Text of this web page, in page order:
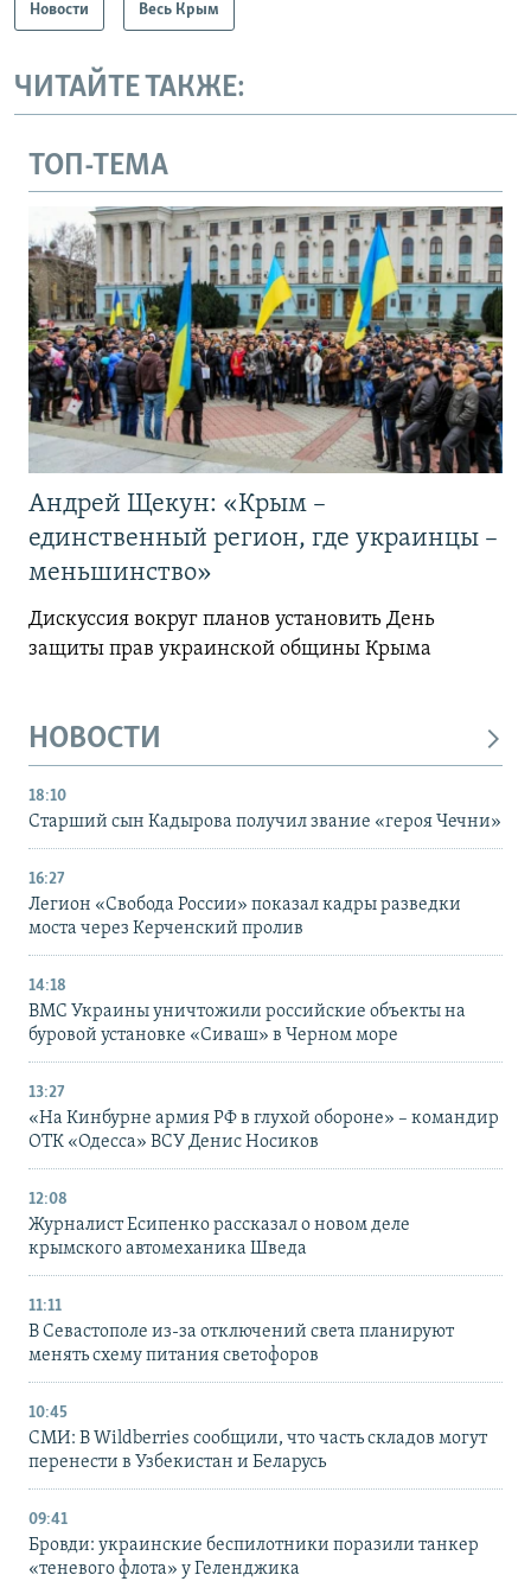
Новости Весь Крым
ЧИТАЙТЕ ТАКЖЕ:
ТОП-ТЕМА
Андрей Щекун: «Крым –
единственный регион, где украинцы –
меньшинство»
Дискуссия вокруг планов установить День
защиты прав украинской общины Крыма
НОВОСТИ
18:10
Старший сын Кадырова получил звание «героя Чечни»
16:27
Легион «Свобода России» показал кадры разведки
моста через Керченский пролив
14:18
ВМС Украины уничтожили российские объекты на
буровой установке «Сиваш» в Черном море
13:27
«На Кинбурне армия РФ в глухой обороне» – командир
ОТК «Одесса» ВСУ Денис Носиков
12:08
Журналист Есипенко рассказал о новом деле
крымского автомеханика Шведа
11:11
В Севастополе из-за отключений света планируют
менять схему питания светофоров
10:45
СМИ: В Wildberries сообщили, что часть складов могут
перенести в Узбекистан и Беларусь
09:41
Бровди: украинские беспилотники поразили танкер
«теневого флота» у Геленджика